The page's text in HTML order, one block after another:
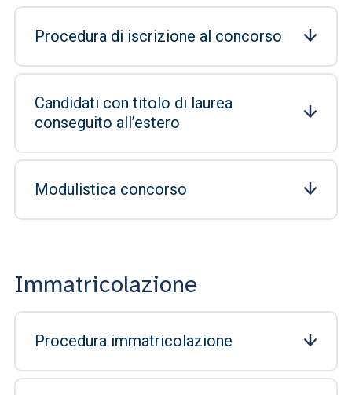
Procedura di iscrizione al concorso
Candidati con titolo di laurea
conseguito all’estero
Modulistica concorso
Immatricolazione
Procedura immatricolazione